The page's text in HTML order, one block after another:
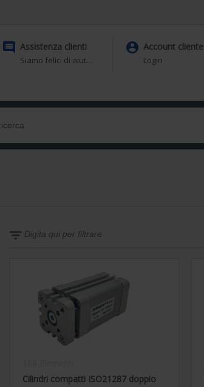
 Assistenza clienti
Siamo felici di aiutarti
 Account cliente
Login
Cilindri compatti ISO21287 doppio